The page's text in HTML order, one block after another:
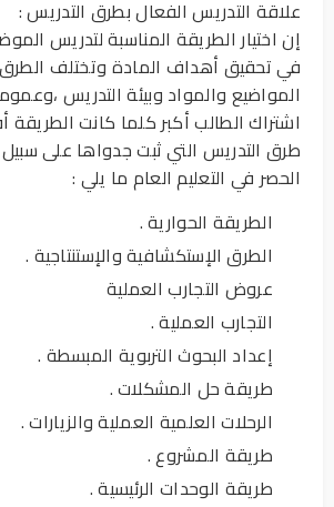
علاقة التدريس الفعال بطرق التدريس :
إن اختيار الطريقة المناسبة لتدريس
في تحقيق أهداف المادة وتختلف الطرق
المواضيع والمواد وبيئة التدريس
اشتراك الطالب أكبر كلما كانت
طرق التدريس التي ثبت جدواها على
الحصر في التعليم العام ما يلي :
الطريقة الحوارية .
الطرق الإستكشافية والإستنتاجية .
عروض التجارب العملية
التجارب العملية .
إعداد البحوث التربوية المبسطة .
طريقة حل المشكلات .
الرحلات العلمية العملية والزيارات .
طريقة المشروع .
طريقة الوحدات الرئيسية .